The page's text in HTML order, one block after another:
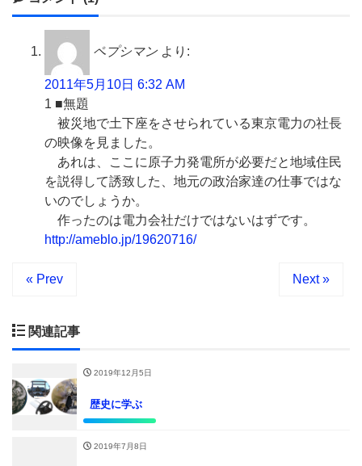
ペプシマン より:
2011年5月10日 6:32 AM
1 ■無題
被災地で土下座をさせられている東京電力の社長
の映像を見ました。
あれは、ここに原子力発電所が必要だと地域住民
を説得して誘致した、地元の政治家達の仕事ではな
いのでしょうか。
作ったのは電力会社だけではないはずです。
http://ameblo.jp/19620716/
« Prev Next »
関連記事
2019年12月5日
歴史に学ぶ
2019年7月8日